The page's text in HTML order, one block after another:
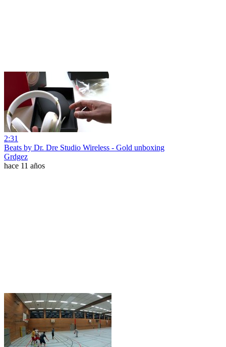
2:31
Beats by Dr. Dre Studio Wireless - Gold unboxing
Grdgez
hace 11 años